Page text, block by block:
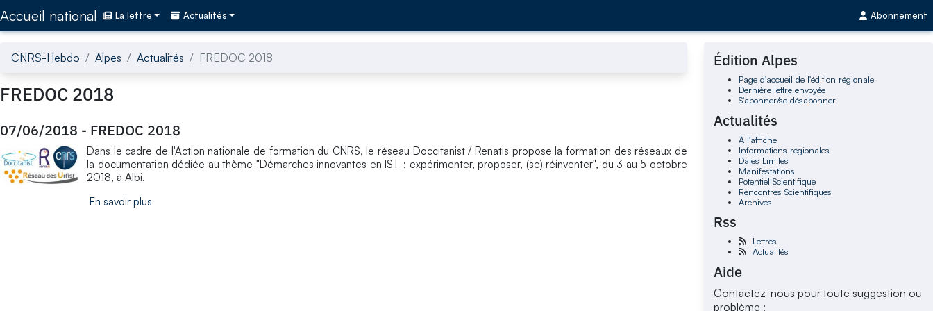
Accueil national La lettre Actualités Abonnement
CNRS-Hebdo Alpes Actualités FREDOC 2018
FREDOC 2018
07/06/2018 - FREDOC 2018
Dans le cadre de l'Action nationale de formation du CNRS, le réseau Doccitanist / Renatis propose la formation des réseaux de
la documentation dédiée au thème "Démarches innovantes en IST : expérimenter, proposer, (se) réinventer", du 3 au 5 octobre
2018, à Albi.
En savoir plus
Édition Alpes
Page d'accueil de l'édition régionale
Dernière lettre envoyée
S'abonner/se désabonner
Actualités
À l'affiche
Informations régionales
Dates Limites
Manifestations
Potentiel Scientifique
Rencontres Scientifiques
Archives
Rss
Lettres
Actualités
Aide
Contactez-nous pour toute suggestion ou
problème :